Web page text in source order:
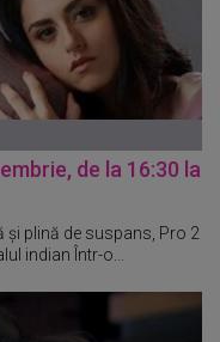
de la 16:30 la
plină de suspans, Pro 2
indian Într-o...